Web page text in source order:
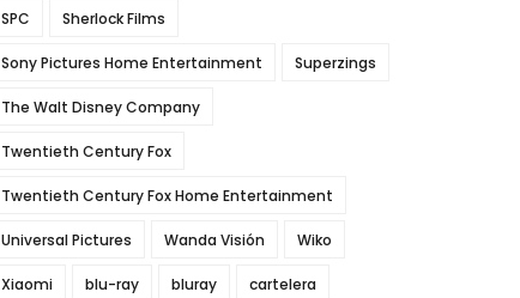
SPC Sherlock Films
Sony Pictures Home Entertainment Superzings
The Walt Disney Company
Twentieth Century Fox
Twentieth Century Fox Home Entertainment
Universal Pictures Wanda Visión Wiko
Xiaomi blu-ray bluray cartelera